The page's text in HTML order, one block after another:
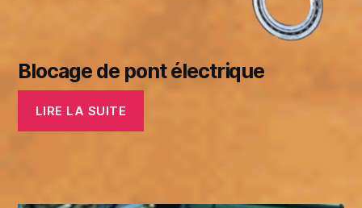
Blocage de pont électrique
LIRE LA SUITE